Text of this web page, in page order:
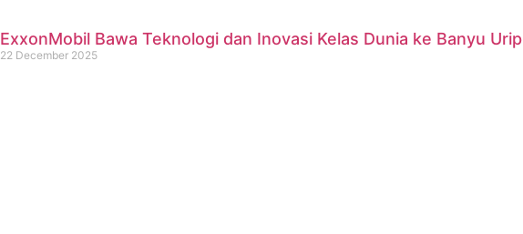
ExxonMobil Bawa Teknologi dan Inovasi Kelas Dunia ke Banyu Urip
22 December 2025